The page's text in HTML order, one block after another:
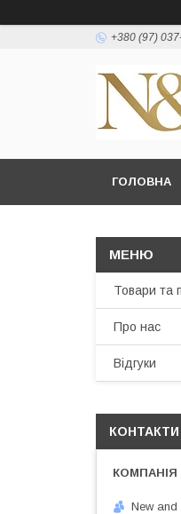
+380 (97)
ГОЛОВНА
Товари та
Про нас
Відгуки
КОНТАКТИ
New